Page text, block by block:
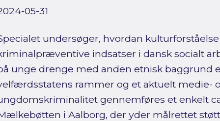
05-31
undersøger, hvordan
indsatser i dansk socialt
unge drenge med anden etnisk baggrund
rammer og et aktuelt medie-
gennemføres et enkelt
i Aalborg, der yder målrettet